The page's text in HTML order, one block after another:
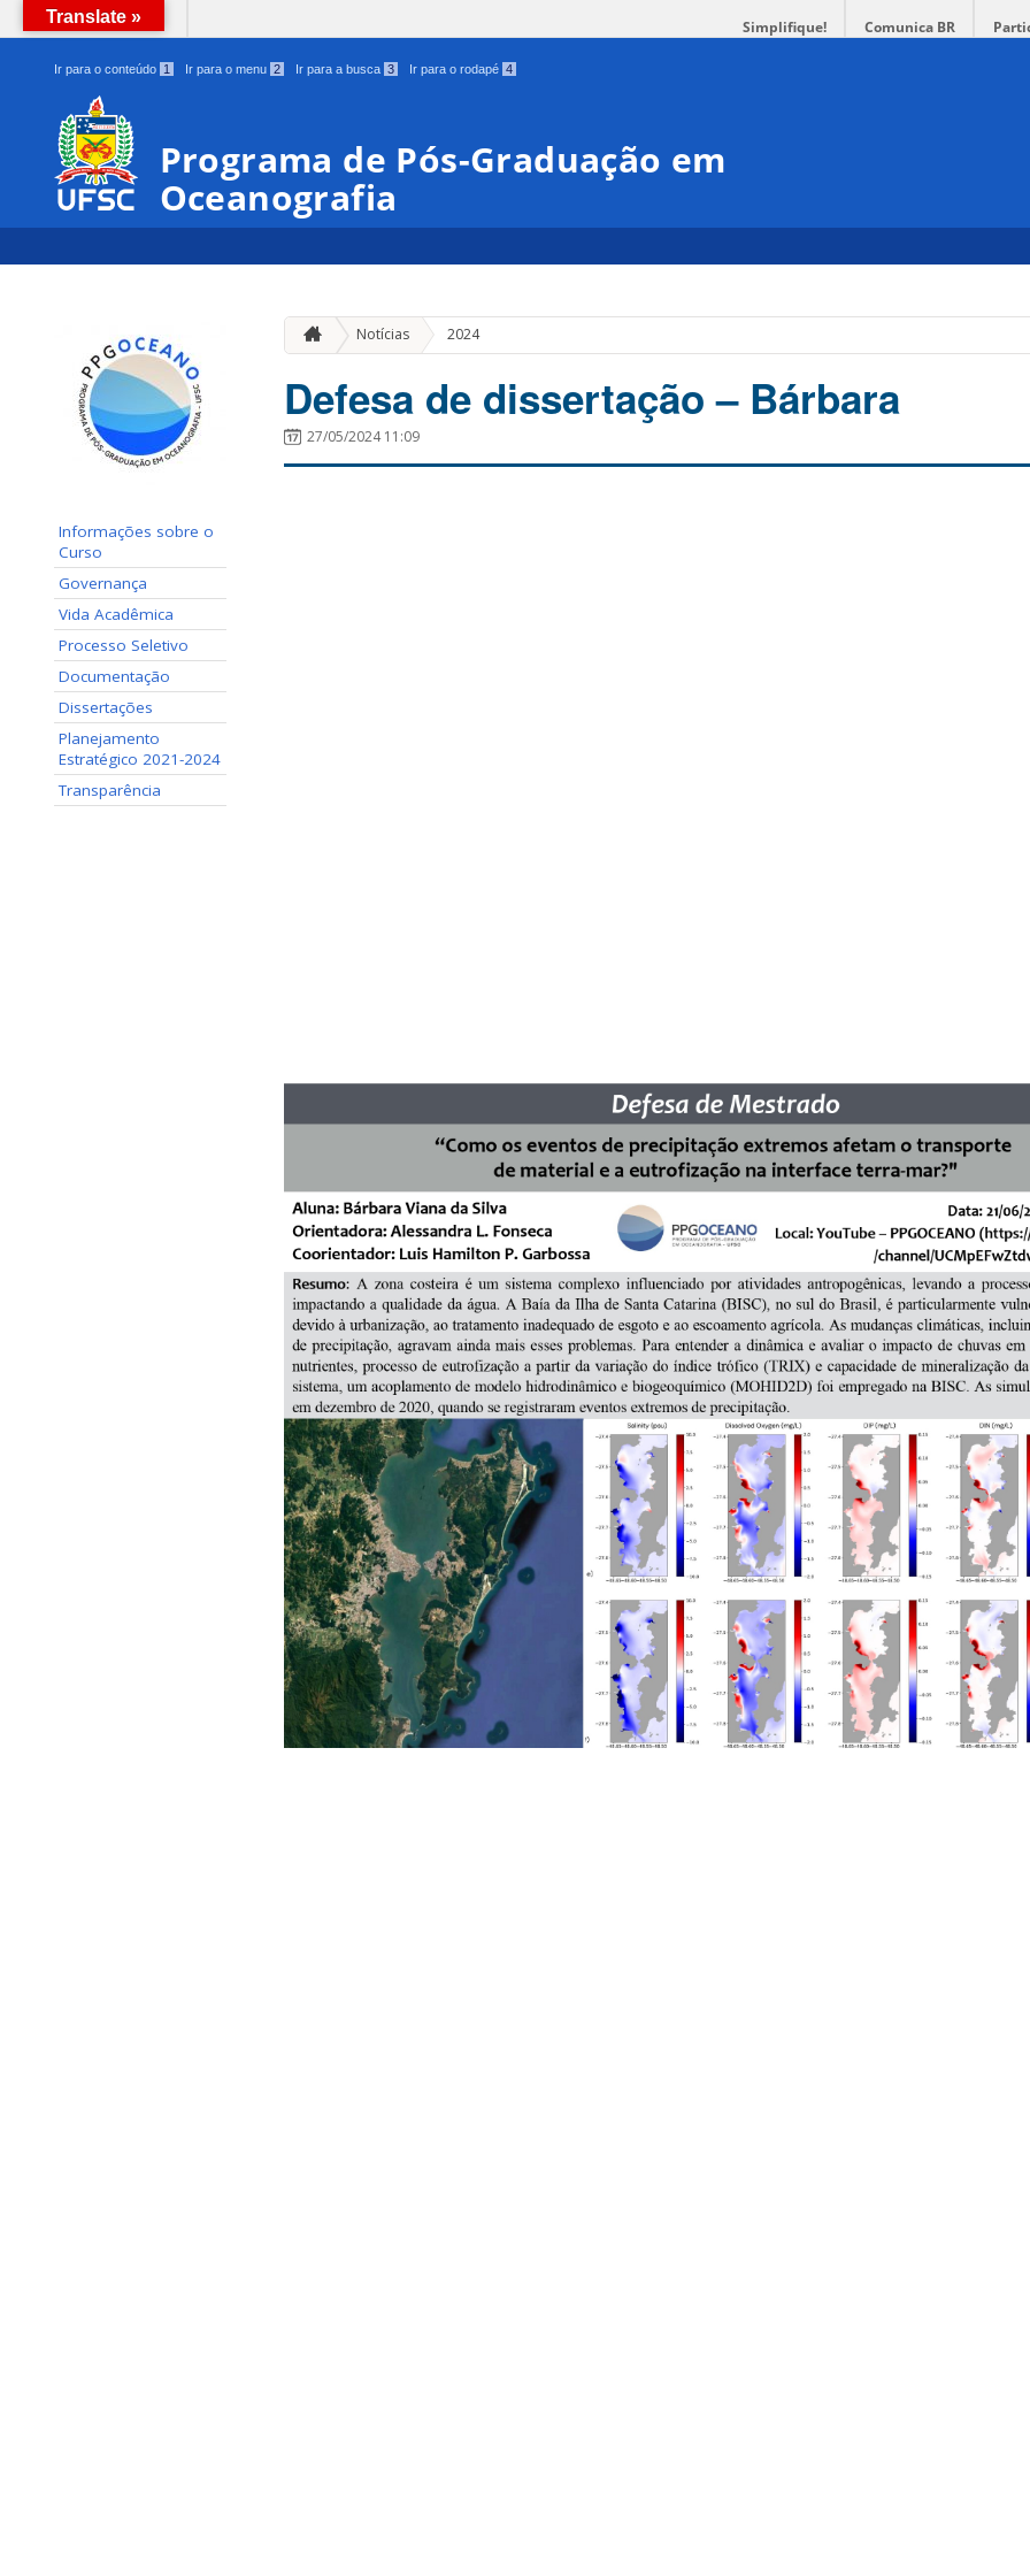
BRASIL Simplifique! Comunica BR
Ir para o conteúdo 1 Ir para o menu 2 Ir para a busca 3 Ir para o rodapé 4
Programa de Pós-Graduação em
Oceanografia
Informações sobre o
Curso
Governança
Vida Acadêmica
Processo Seletivo
Documentação
Dissertações
Planejamento
Estratégico 2021-2024
Transparência
Notícias 2024
Defesa de dissertação – Bárbara
27/05/2024 11:09
Translate »